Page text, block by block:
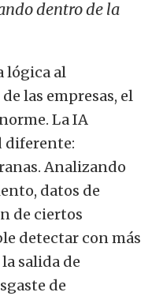
dentro de la
lógica al
las empresas, el
La IA
diferente:
Analizando
datos de
de ciertos
detectar con más
salida de
de